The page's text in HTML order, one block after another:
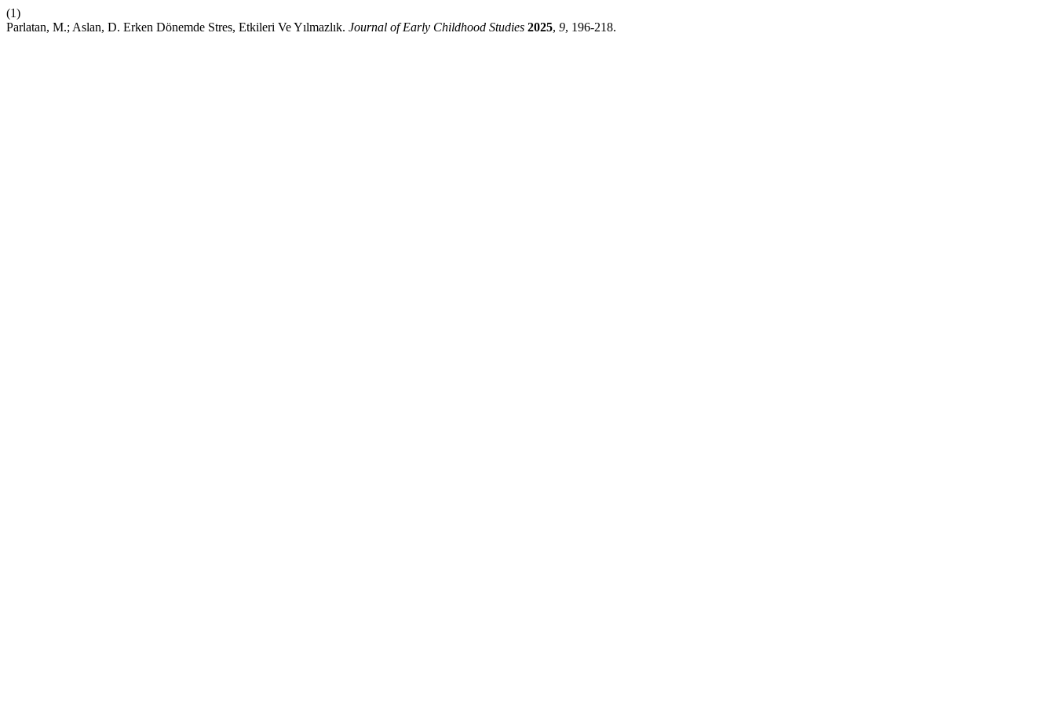
(1)
Parlatan, M.; Aslan, D. Erken Dönemde Stres, Etkileri Ve Yılmazlık. Journal of Early Childhood Studies 2025, 9, 196-218.